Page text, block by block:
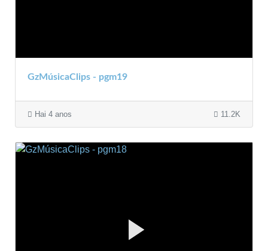
GzMúsicaClips - pgm19
Hai 4 anos 11.2K